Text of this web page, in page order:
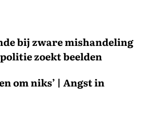
bij zware mishandeling
zoekt beelden
om niks’ | Angst in